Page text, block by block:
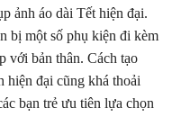
ảnh áo dài Tết hiện đại.
bị một số phụ kiện đi kèm
với bản thân. Cách tạo
hiện đại cũng khá thoải
bạn trẻ ưu tiên lựa chọn